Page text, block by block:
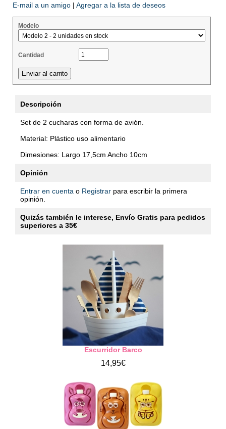
E-mail a un amigo | Agregar a la lista de deseos
Modelo
Cantidad
Descripción
Set de 2 cucharas con forma de avión.
Material: Plástico uso alimentario
Dimesiones: Largo 17,5cm Ancho 10cm
Opinión
Entrar en cuenta o Registrar para escribir la primera
opinión.
Quizás también le interese, Envío Gratis para pedidos
superiores a 35€
Escurridor Barco
14,95€